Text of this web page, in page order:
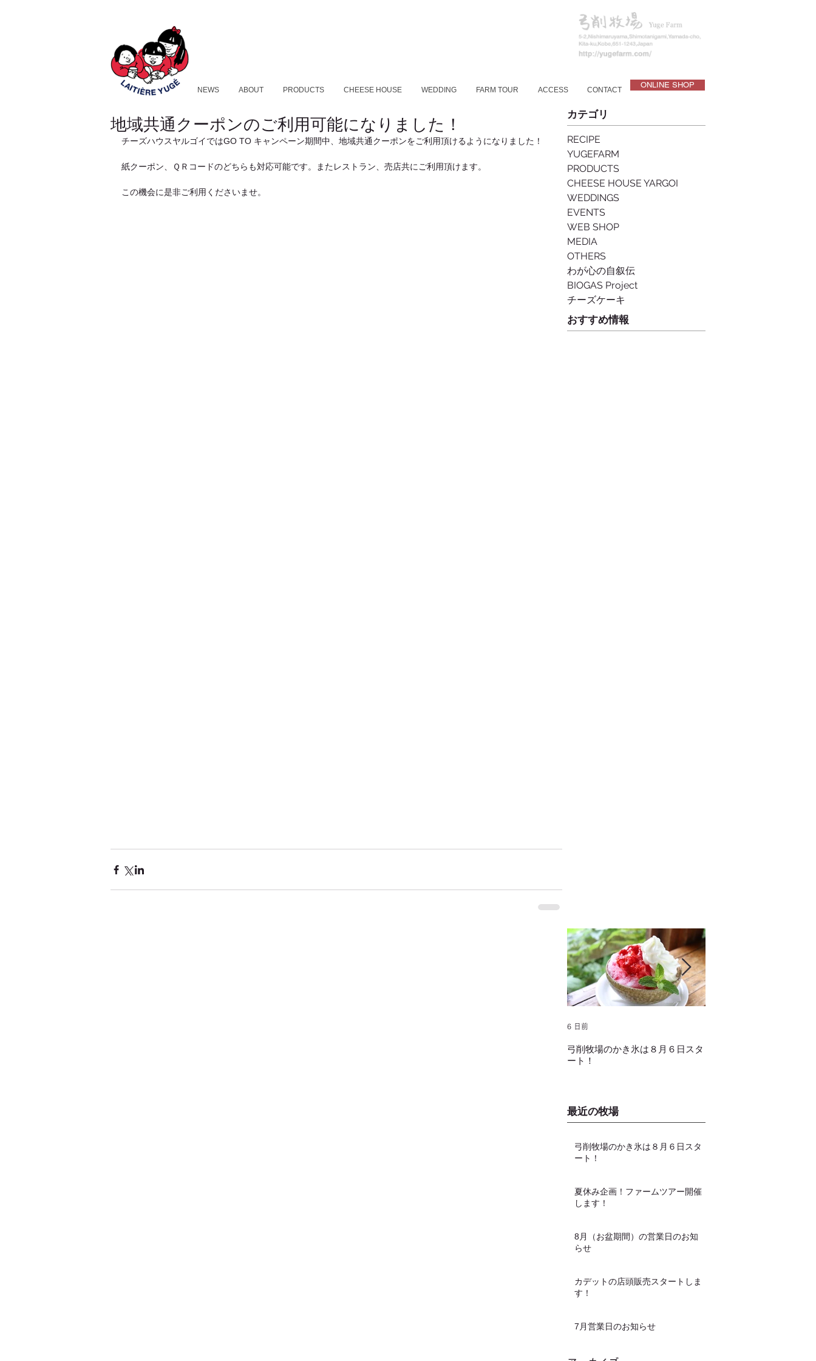
ONLINE SHOP
NEWS ABOUT PRODUCTS CHEESE HOUSE WEDDING FARM TOUR ACCESS CONTACT
地域共通クーポンのご利用可能になりました！
チーズハウスヤルゴイではGO TO キャンペーン期間中、地域共通クーポンをご利用頂けるようになりました！
紙クーポン、ＱＲコードのどちらも対応可能です。またレストラン、売店共にご利用頂けます。
この機会に是非ご利用くださいませ。
カテゴリ
RECIPE
YUGEFARM
PRODUCTS
CHEESE HOUSE YARGOI
WEDDINGS
EVENTS
WEB SHOP
MEDIA
OTHERS
わが心の自叙伝
BIOGAS Project
チーズケーキ
おすすめ情報
弓削牧場のかき氷は８月６日スタ
ート！
6 日前
最近の牧場
弓削牧場のかき氷は８月６日スタ
ート！
夏休み企画！ファームツアー開催
します！
8月（お盆期間）の営業日のお知
らせ
カデットの店頭販売スタートしま
す！
7月営業日のお知らせ